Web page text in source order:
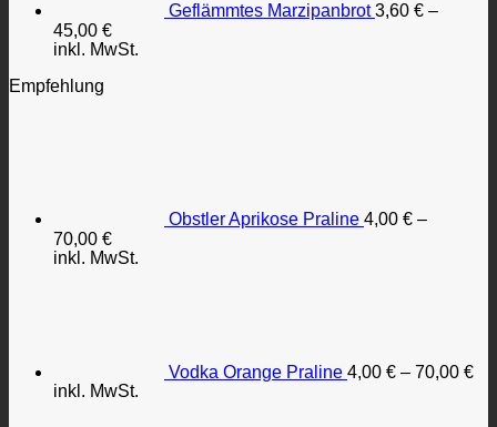
Geflämmtes Marzipanbrot 3,60 € –
45,00 €
inkl. MwSt.
Empfehlung
Obstler Aprikose Praline 4,00 € –
70,00 €
inkl. MwSt.
Vodka Orange Praline 4,00 € – 70,00 €
inkl. MwSt.